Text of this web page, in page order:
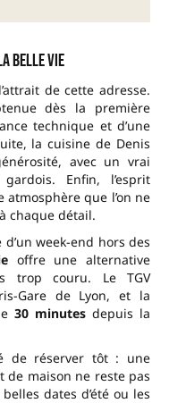
Belle Vie
de cette adresse.
dès la première
technique et d’une
la cuisine de Denis
avec un vrai
Enfin, l’esprit
que l’on ne
chaque détail.
week-end hors des
offre une alternative
trop couru. Le TGV
Gare de Lyon, et la
30 minutesdepuis la
de réserver tôt : une
de maison ne reste pas
dates d’été ou les